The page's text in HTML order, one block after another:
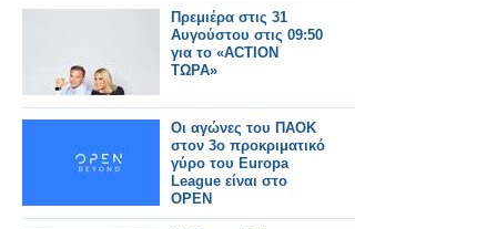
Πρεμιέρα στις 31
Αυγούστου στις 09:50
για το «ACTION
ΤΩΡΑ»
Οι αγώνες του ΠΑΟΚ
στον 3ο προκριματικό
γύρο του Europa
League είναι στο
OPEN